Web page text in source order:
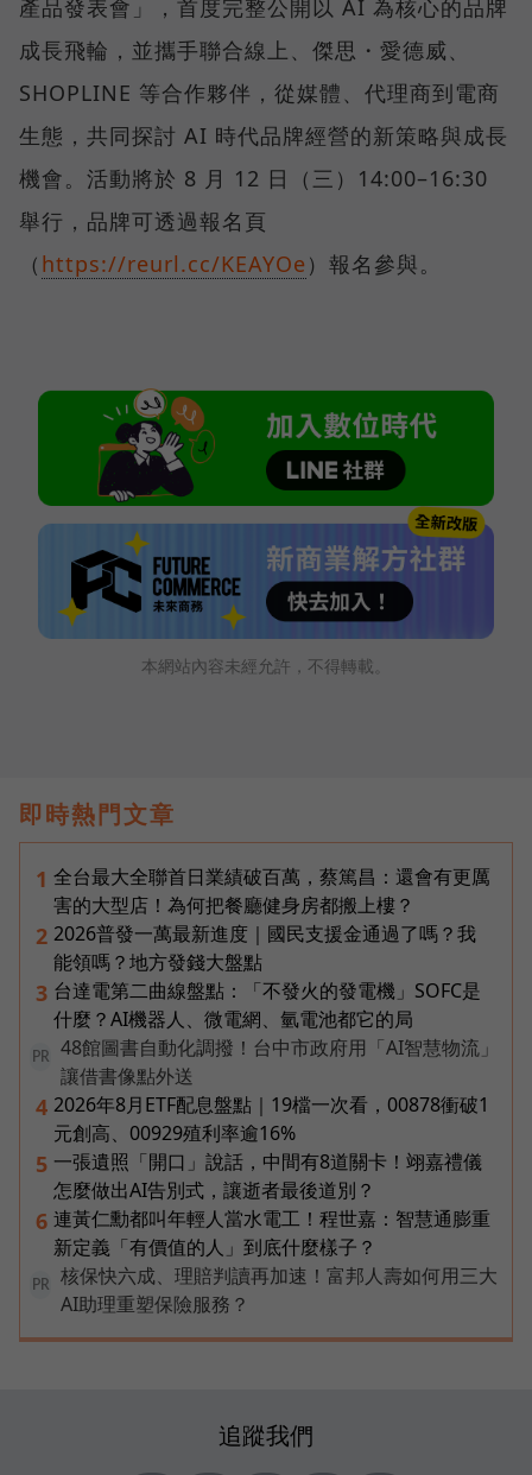
產品發表會」，首度完整公開以 AI 為核心的品牌
成長飛輪，並攜手聯合線上、傑思・愛德威、
SHOPLINE 等合作夥伴，從媒體、代理商到電商
生態，共同探討 AI 時代品牌經營的新策略與成長
機會。活動將於 8 月 12 日（三）14:00–16:30
舉行，品牌可透過報名頁
（ https://reurl.cc/KEAYOe ）報名參與。
本網站內容未經允許，不得轉載。
即時熱門文章
1 全台最大全聯首日業績破百萬，蔡篤昌：還會有更厲
害的大型店！為何把餐廳健身房都搬上樓？
2 2026普發一萬最新進度｜國民支援金通過了嗎？我
能領嗎？地方發錢大盤點
3 台達電第二曲線盤點：「不發火的發電機」SOFC是
什麼？AI機器人、微電網、氫電池都它的局
PR
48館圖書自動化調撥！台中市政府用「AI智慧物流」
讓借書像點外送
4 2026年8月ETF配息盤點｜19檔一次看，00878衝破1
元創高、00929殖利率逾16%
5 一張遺照「開口」說話，中間有8道關卡！翊嘉禮儀
怎麼做出AI告別式，讓逝者最後道別？
6 連黃仁勳都叫年輕人當水電工！程世嘉：智慧通膨重
新定義「有價值的人」到底什麼樣子？
PR
核保快六成、理賠判讀再加速！富邦人壽如何用三大
AI助理重塑保險服務？
追蹤我們